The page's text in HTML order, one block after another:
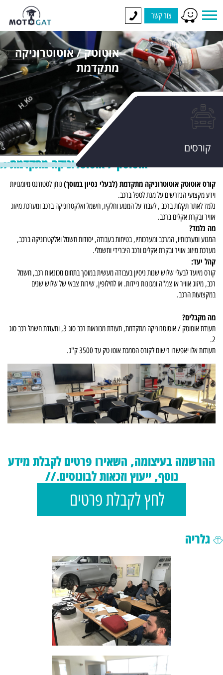
צור קשר
אוטוטק / אוטוטרוניקה
מתקדמת
קורסים
אוטוטק / אוטוטרוניקה מתקדמת
קורס אוטוטק אוטוטרוניקה מתקדמת (לבעלי נסיון במוסך) נותן לסטודנט מיומנויות
וידע מקצועי הנדרשים על מנת לטפל ברכב.
נלמד לאתר תקלות ברכב , לעבוד על המנוע וחלקיו, חשמל ואלקטרוניקה ברכב ומערכת מיזוג
אוויר ובקרת אקלים ברכב.
מה נלמד?
המנוע ומערכותיו, המרכב ומערכותיו, בטיחות בעבודה, יסודות חשמל ואלקטרוניקה ברכב,
מערכת מיזוג אוויר ובקרת אקלים ורכב היברידי וחשמלי.
קהל יעד:
קורס מיועד לבעלי שלוש שנות ניסיון בעבודה מעשית במוסך בתחום מכונאות רכב, חשמל
רכב, מיזוג אוויר או צמ"ה ומכונות ניידות. או לחילופין, שירות צבאי של שלוש שנים
במקצועות הרכב.
מה מקבלים?
תעודת אוטוטק / אוטוטרוניקה מתקדמת, תעודת מכונאות רכב סוג 3, ותעודת חשמל רכב סוג
2.
תעודות אלו יאפשרו רישום לקורס הסמכת אוטו טק עד 3500 ק"ג.
ההרשמה בעיצומה, השאירו פרטים לקבלת מידע
נוסף, ייעוץ וזכאות לבונוסים.//
לחץ לקבלת פרטים
גלריה